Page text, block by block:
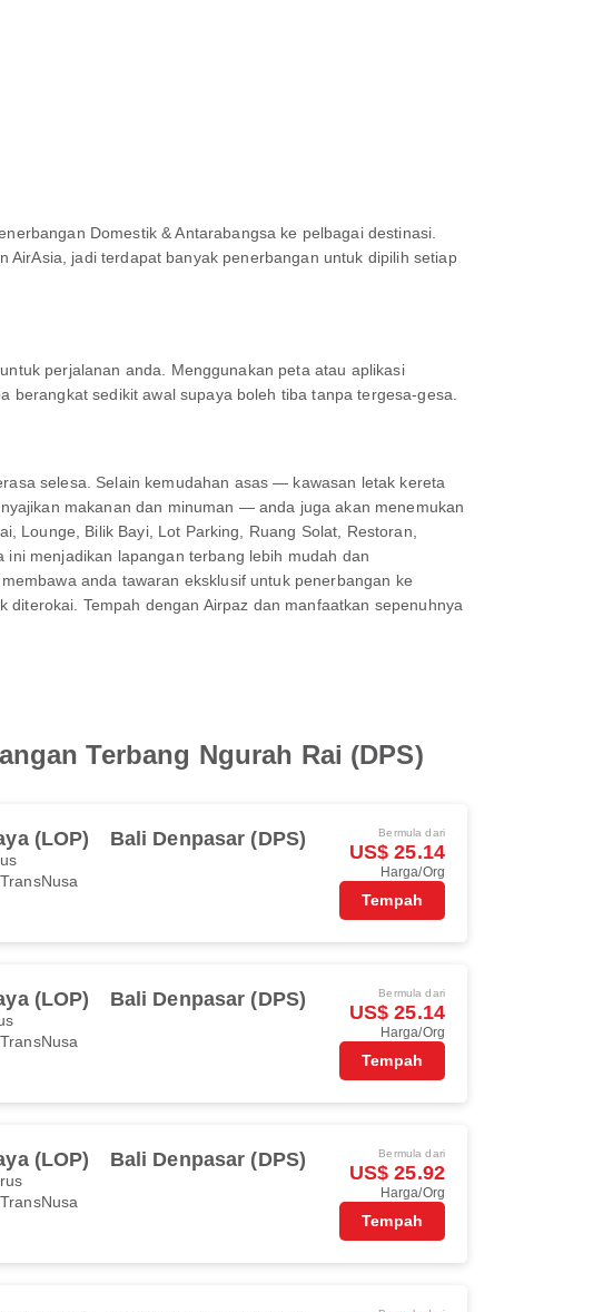
Domestik & Antarabangsa ke pelbagai destinasi.
AirAsia, jadi terdapat banyak penerbangan untuk dipilih setiap
perjalanan anda. Menggunakan peta atau aplikasi
sedikit awal supaya boleh tiba tanpa tergesa-gesa.
selesa. Selain kemudahan asas — kawasan letak kereta
makanan dan minuman — anda juga akan menemukan
Lounge, Bilik Bayi, Lot Parking, Ruang Solat, Restoran,
menjadikan lapangan terbang lebih mudah dan
anda tawaran eksklusif untuk penerbangan ke
Tempah dengan Airpaz dan manfaatkan sepenuhnya
Terbang Ngurah Rai (DPS)
(LOP) Bali Denpasar (DPS)
TransNusa
Bermula dari
US$ 25.14
Harga/Org
Tempah
(LOP) Bali Denpasar (DPS)
TransNusa
Bermula dari
US$ 25.14
Harga/Org
Tempah
(LOP) Bali Denpasar (DPS)
TransNusa
Bermula dari
US$ 25.92
Harga/Org
Tempah